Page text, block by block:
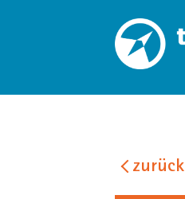
zurück